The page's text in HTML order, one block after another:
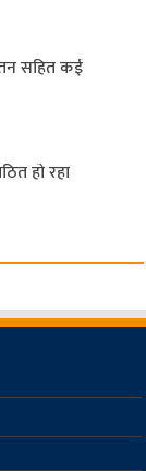
सहित कई
हो रहा